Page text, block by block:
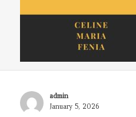
Celine. Maria. Fenina
Author
admin
Posted
January 5, 2026